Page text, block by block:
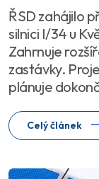
ŘSD zahájilo
silnici I/34 u
Zahrnuje
zastávky.
plánuje
Celý článek